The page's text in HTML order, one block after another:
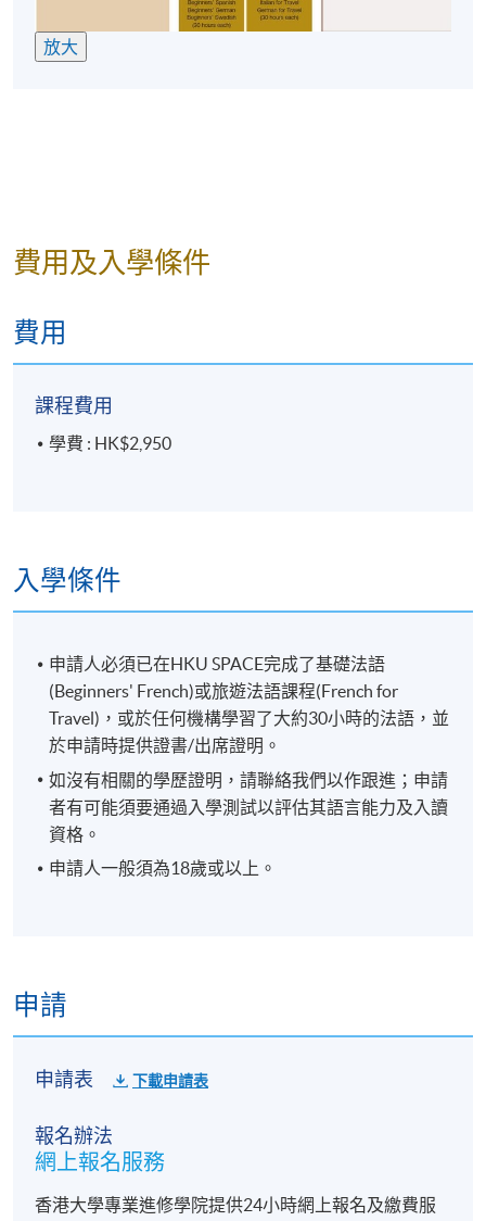
放大
費用及入學條件
費用
課程費用
學費 : HK$2,950
入學條件
申請人必須已在HKU SPACE完成了基礎法語
(Beginners' French)或旅遊法語課程(French for
Travel)，或於任何機構學習了大約30小時的法語，並
於申請時提供證書/出席證明。
如沒有相關的學歷證明，請聯絡我們以作跟進；申請
者有可能須要通過入學測試以評估其語言能力及入讀
資格。
申請人一般須為18歲或以上。
申請
申請表 下載申請表
報名辦法
網上報名服務
香港大學專業進修學院提供24小時網上報名及繳費服